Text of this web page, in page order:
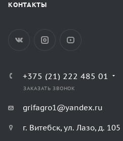
КОНТАКТЫ
+375 (21) 222 485 01
ЗАКАЗАТЬ ЗВОНОК
grifagro1@yandex.ru
г. Витебск, ул. Лазо, д. 105